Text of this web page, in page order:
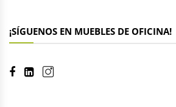
¡SÍGUENOS EN MUEBLES DE OFICINA!